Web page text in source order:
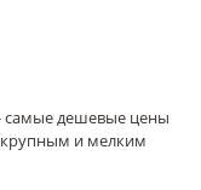
- самые дешевые цены
крупным и мелким